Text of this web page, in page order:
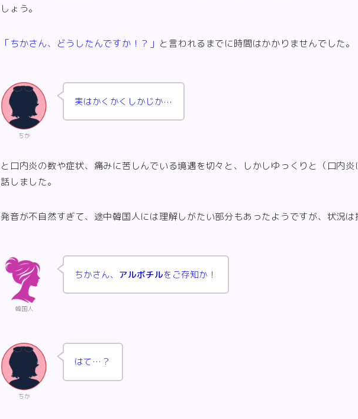
しょう。
「ちかさん、どうしたんですか！？」 と言われるまでに時間はかかりませんでした。
ちか
実はかくかくしかじか⋯
と口内炎の数や症状、痛みに苦しんでいる境遇を切々と、しかしゆっくりと（口内
話しました。
発音が不自然すぎて、途中韓国人には理解しがたい部分もあったようですが、状況
韓国人
ちかさん、 アルボチルをご存知か！
ちか
はて…？